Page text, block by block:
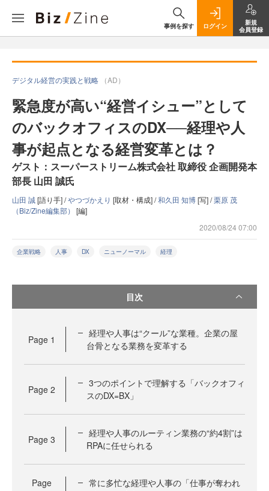
事例を探す ログイン
新規
会員登録
デジタル経営の実践と戦略 （AD）
緊急度が高い“経営イシュー”として
のバックオフィスのDX──経理や人
事が起点となる経営変革とは？
ゲスト：スーパーストリーム株式会社 取締役 企画開発本
部長 山田 誠氏
山田 誠[語り手] /やつづかえり [取材・構成] /和久田 知博[写] /栗原 茂
（Biz/Zine編集部） [編]
2020/08/24 07:00
企業戦略 人事 DX ニューノーマル 経理
目次
Page 1
経理や人事は“クール”な業種。企業の屋
台骨となる業務を変革する
Page 2
3つのポイントで理解する「バックオフィ
スのDX=BX」
Page 3
経理や人事のルーティン業務の“約4割”は
RPAに任せられる
Page
常に多忙な経理や人事の「仕事が奪われ